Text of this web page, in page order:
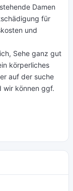
Damen
für
und
Sehe ganz gut
körperliches
auf der suche
wir können ggf.